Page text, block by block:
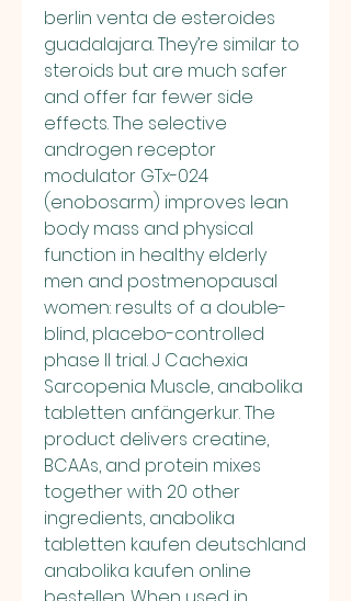
berlin venta de esteroides
guadalajara. They’re similar to
steroids but are much safer
and offer far fewer side
effects. The selective
androgen receptor
modulator GTx-024
(enobosarm) improves lean
body mass and physical
function in healthy elderly
men and postmenopausal
women: results of a double-
blind, placebo-controlled
phase II trial. J Cachexia
Sarcopenia Muscle, anabolika
tabletten anfängerkur. The
product delivers creatine,
BCAAs, and protein mixes
together with 20 other
ingredients, anabolika
tabletten kaufen deutschland
anabolika kaufen online